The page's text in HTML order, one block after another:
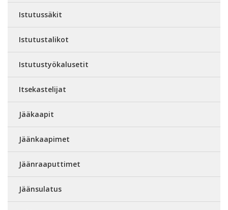
Istutussäkit
Istutustalikot
Istutustyökalusetit
Itsekastelijat
Jääkaapit
Jäänkaapimet
Jäänraaputtimet
Jäänsulatus